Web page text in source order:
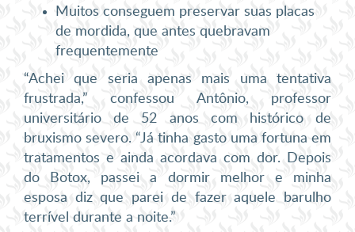
Muitos conseguem preservar suas placas
de mordida, que antes quebravam
frequentemente
“Achei que seria apenas mais uma tentativa
frustrada,” confessou Antônio, professor
universitário de 52 anos com histórico de
bruxismo severo. “Já tinha gasto uma fortuna em
tratamentos e ainda acordava com dor. Depois
do Botox, passei a dormir melhor e minha
esposa diz que parei de fazer aquele barulho
terrível durante a noite.”